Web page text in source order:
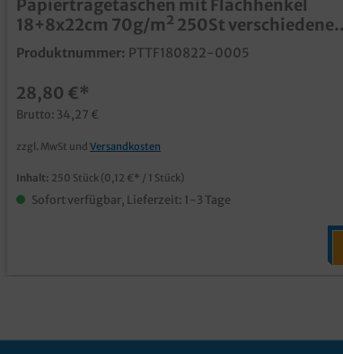
Papiertragetaschen mit Flachhenkel
18+8x22cm 70g/m² 250St verschiedene
Farben zur Auswahl
Produktnummer: PTTF180822-0005
28,80 €*
Brutto: 34,27 €
zzgl. MwSt und Versandkosten
Inhalt: 250 Stück (0,12 €* / 1 Stück)
Sofort verfügbar, Lieferzeit: 1-3 Tage